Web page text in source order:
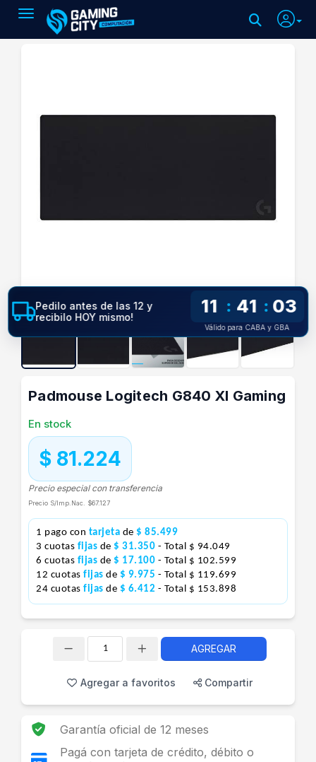
Toggle navigation
Padmouse Logitech G840 Xl Gaming
En stock
$ 81.224
Precio especial con transferencia
Precio S/Imp.Nac. $67.127
1 pago con tarjeta de $ 85.499
3 cuotas fijas de $ 31.350 - Total $ 94.049
6 cuotas fijas de $ 17.100 - Total $ 102.599
12 cuotas fijas de $ 9.975 - Total $ 119.699
24 cuotas fijas de $ 6.412 - Total $ 153.898
Pedilo antes de las 12 y
recibilo HOY mismo!
11 : 41 : 02
Válido para CABA y GBA
AGREGAR
Agregar a favoritos Compartir
Garantía oficial de 12 meses
Pagá con tarjeta de crédito, débito o